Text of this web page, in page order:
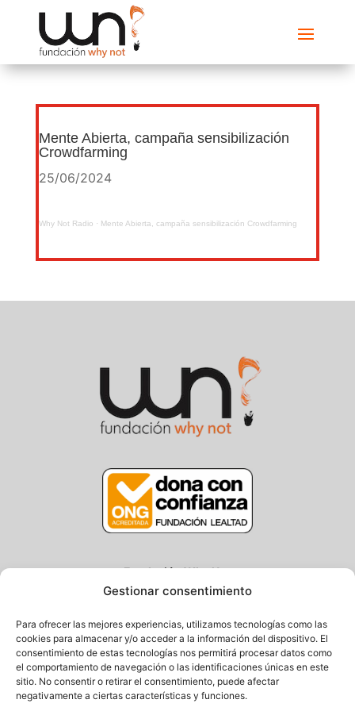
Gestionar consentimiento
Para ofrecer las mejores experiencias, utilizamos tecnologías como las
cookies para almacenar y/o acceder a la información del dispositivo. El
consentimiento de estas tecnologías nos permitirá procesar datos como
el comportamiento de navegación o las identificaciones únicas en este
sitio. No consentir o retirar el consentimiento, puede afectar
negativamente a ciertas características y funciones.
Mente Abierta, campaña sensibilización
Crowdfarming
25/06/2024
Why Not Radio · Mente Abierta, campaña sensibilización Crowdfarming
Fundación Why Not
Centro/Txoko: Particular de Ategorrieta 3, Gros
20013 Donostia – Gipuzkoa
Tel.: (+34) 943 058 694 / 627 014 791
Email: info@fundacionwhynot.org